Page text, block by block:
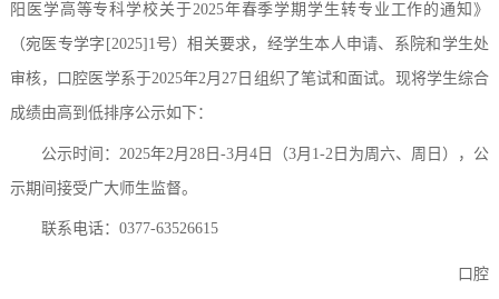
阳医学高等专科学校关于2025年春季学期学生转专业工作的通知》
（宛医专学字[2025]1号）相关要求，经学生本人申请、系院和学生处
审核，口腔医学系于2025年2月27日组织了笔试和面试。现将学生综合
成绩由高到低排序公示如下：
公示时间： 2025年2月28日-3月4日（3月1-2日为周六、周日），公
示期间接受广大师生监督。
联系电话： 0377-63526615
口腔